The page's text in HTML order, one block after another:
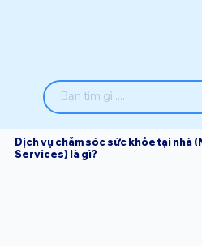
Dịch vụ chăm sóc sức khỏe tại nhà
Services) là gì?